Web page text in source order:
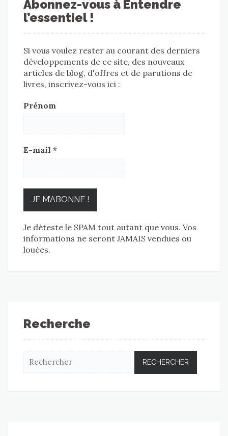
Abonnez-vous à Entendre
l’essentiel !
Si vous voulez rester au courant des derniers
développements de ce site, des nouveaux
articles de blog, d'offres et de parutions de
livres, inscrivez-vous ici :
Prénom
E-mail *
Je déteste le SPAM tout autant que vous. Vos
informations ne seront JAMAIS vendues ou
louées.
Recherche